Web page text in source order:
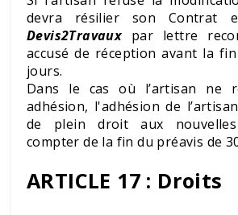
devra résilier son Contrat
Devis2Travaux par lettre
accusé de réception avant la
jours.
Dans le cas où l’artisan ne
adhésion, l'adhésion de
de plein droit aux
compter de la fin du préavis de
ARTICLE 17 : Droits